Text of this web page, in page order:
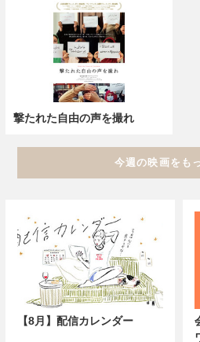
撃たれた自由の声を撮れ
今週の映画をも
【8月】配信カレンダー